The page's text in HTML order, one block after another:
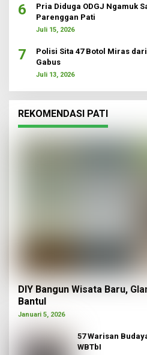
6
Pria Diduga ODGJ Ngamuk
Parenggan Pati
Juli 15, 2026
7
Polisi Sita 47 Botol Miras
Gabus
Juli 13, 2026
REKOMENDASI PATI
DIY Bangun Wisata Baru,
Bantul
Januari 5, 2026
57 Warisan
WBTbI